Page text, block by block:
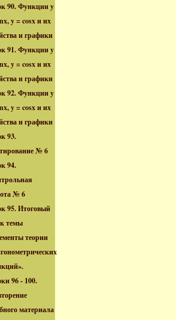
90. Функции y
y = cosx и их
и графики
91. Функции y
y = cosx и их
и графики
92. Функции y
y = cosx и их
и графики
93.
№ 6
94.
№ 6
95. Итоговый
темы
теории
96 - 100.
материала